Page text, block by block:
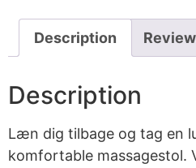
Description
Description
Læn dig tilbage og tag en
komfortable massagestol.